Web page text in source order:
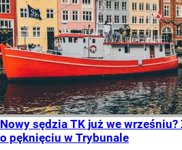
Nowy sędzia TK już we wrześniu?
o pęknięciu w Trybunale